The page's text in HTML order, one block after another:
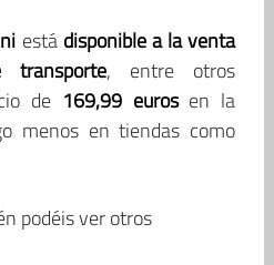
está disponible a la venta
, entre otros
de 169,99 eurosen la
menos en tiendas como
podéis ver otros